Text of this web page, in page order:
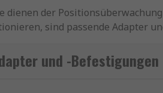
der
sind passende Adapter
die es ermöglichen, Endschalter
Endschalter und der
und -Befestigungen